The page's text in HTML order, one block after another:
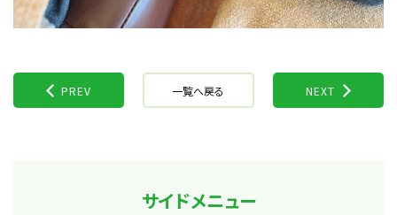
PREV 一覧へ戻る NEXT
サイドメニュー